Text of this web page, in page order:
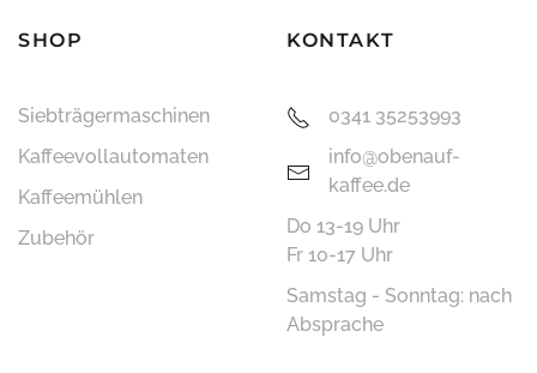
SHOP
Siebträger­maschinen
Kaffee­vollautomaten
Kaffeemühlen
Zubehör
KONTAKT
0341 35253993
info@obenauf-
kaffee.de
Do 13-19 Uhr
Fr 10-17 Uhr
Samstag - Sonntag: nach
Absprache